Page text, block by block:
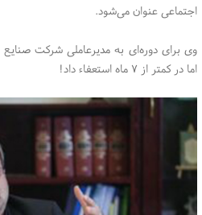
اجتماعی عنوان می‌شود.
وی برای دوره‌ای به مدیرعاملی شرکت
اما در کمتر از ۷ ماه استعفاء داد!